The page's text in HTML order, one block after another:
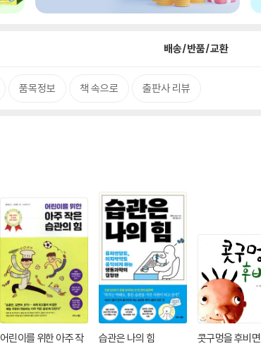
배송/반품/교환
품목정보 책 속으로 출판사 리뷰
어린이를 위한 아주 작
습관은 나의 힘 콧구멍을 후비면